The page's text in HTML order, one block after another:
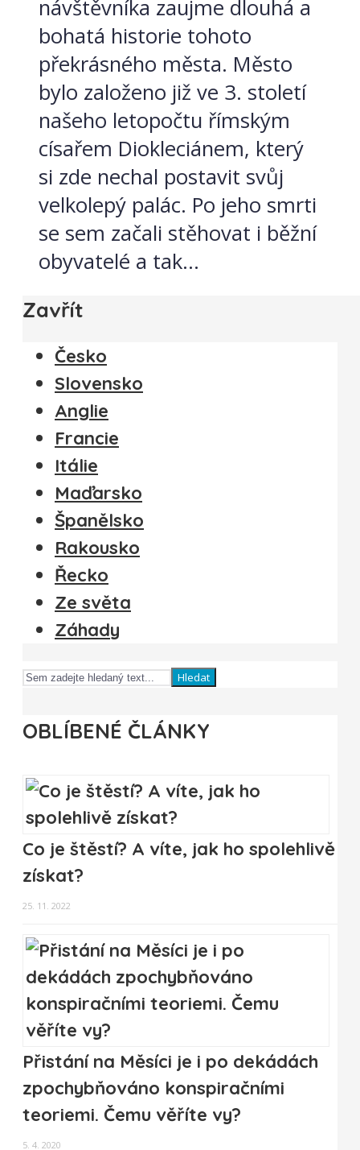
návštěvníka zaujme dlouhá a
bohatá historie tohoto
překrásného města. Město
bylo založeno již ve 3. století
našeho letopočtu římským
císařem Diokleciánem, který
si zde nechal postavit svůj
velkolepý palác. Po jeho smrti
se sem začali stěhovat i běžní
obyvatelé a tak...
Zavřít
Česko
Slovensko
Anglie
Francie
Itálie
Maďarsko
Španělsko
Rakousko
Řecko
Ze světa
Záhady
Hledat
OBLÍBENÉ ČLÁNKY
Co je štěstí? A víte, jak ho spolehlivě
získat?
25. 11. 2022
Přistání na Měsíci je i po dekádách
zpochybňováno konspiračními
teoriemi. Čemu věříte vy?
5. 4. 2020